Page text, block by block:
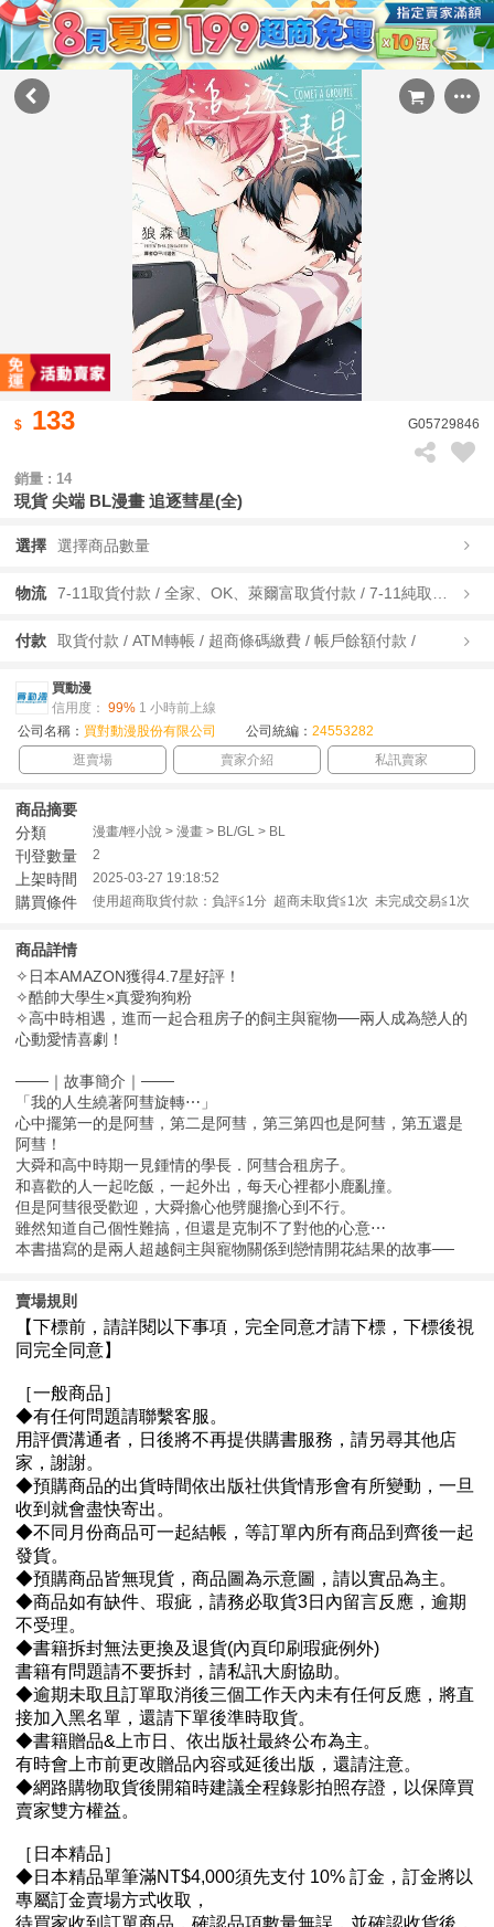
133 G05729846
銷量 : 14
現貨 尖端 BL漫畫 追逐彗星(全)
選擇 選擇商品數量
物流
付款 取貨付款 / ATM轉帳 / 超商條碼繳費 / 帳戶餘額付款 /
買動漫
信用度： 99% 1 小時前上線
公司名稱： 買對動漫股份有限公司 公司統編： 24553282
逛賣場
賣家介紹 私訊賣家
商品摘要
分類
漫畫/輕小說 > 漫畫 > BL/GL > BL
刊登數量 2
上架時間 2025-03-27 19:18:52
購買條件 使用超商取貨付款：負評≦1分 超商未取貨≦1次 未完成交易≦1次
商品詳情
✧日本AMAZON獲得4.7星好評！
✧酷帥大學生×真愛狗狗粉
✧高中時相遇，進而一起合租房子的飼主與寵物──兩人成為戀人的
心動愛情喜劇！
───｜故事簡介｜───
「我的人生繞著阿彗旋轉⋯」
心中擺第一的是阿彗，第二是阿彗，第三第四也是阿彗，第五還是
阿彗！
大舜和高中時期一見鍾情的學長．阿彗合租房子。
和喜歡的人一起吃飯，一起外出，每天心裡都小鹿亂撞。
但是阿彗很受歡迎，大舜擔心他劈腿擔心到不行。
雖然知道自己個性難搞，但還是克制不了對他的心意⋯
本書描寫的是兩人超越飼主與寵物關係到戀情開花結果的故事──
賣場規則